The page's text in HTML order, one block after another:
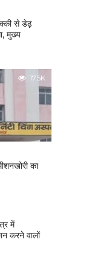
से डेढ़
मुख्य
17.5K
का
में
करने वालों